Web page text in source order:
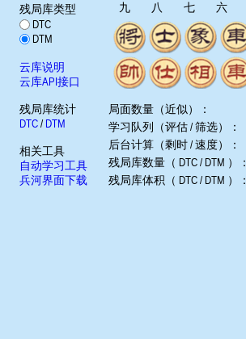
残局库类型
DTC
DTM
云库说明
云库API接口
残局库统计
DTC/ DTM
相关工具
自动学习工具
兵河界面下载
九 八 七 六
局面数量（近似）：
学习队列（评估 / 筛选）：
后台计算（剩时 / 速度）：
残局库数量（ DTC / DTM ）：
残局库体积（ DTC / DTM ）：